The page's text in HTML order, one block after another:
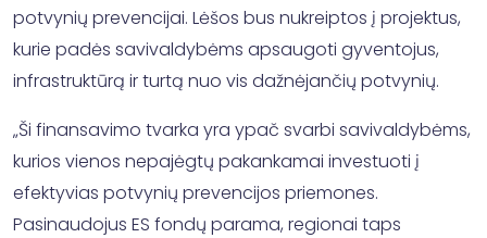
potvynių prevencijai. Lėšos bus nukreiptos į projektus,
kurie padės savivaldybėms apsaugoti gyventojus,
infrastruktūrą ir turtą nuo vis dažnėjančių potvynių.
„Ši finansavimo tvarka yra ypač svarbi savivaldybėms,
kurios vienos nepajėgtų pakankamai investuoti į
efektyvias potvynių prevencijos priemones.
Pasinaudojus ES fondų parama, regionai taps